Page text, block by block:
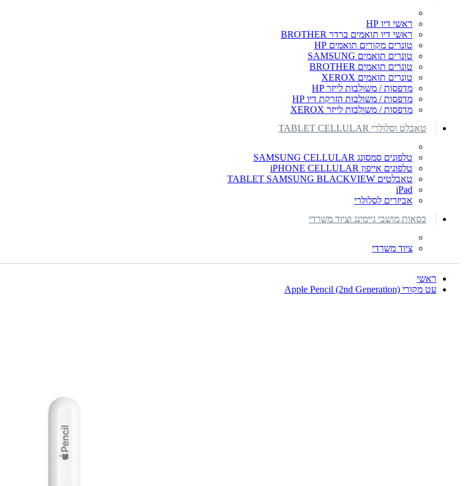
ראשי דיו HP
ראשי דיו תואמים ברדר BROTHER
טונרים מקורים תואמים HP
טונרים תואמים SAMSUNG
טונרים תואמים BROTHER
טונרים תואמים XEROX
מדפסות / משולבות לייזר HP
מדפסות / משולבות הזרקת דיו HP
מדפסות / משולבות לייזר XEROX
טאבלט וסלולרי TABLET CELLULAR
טלפונים סמסונג SAMSUNG CELLULAR
טלפונים אייפון iPHONE CELLULAR
טאבלטים TABLET SAMSUNG BLACKVIEW
iPad
אביזרים לסלולרי
כסאות מושבי גיימינג וציוד משרדי
ציוד משרדי
ראשי
עט מקורי Apple Pencil (2nd Generation)